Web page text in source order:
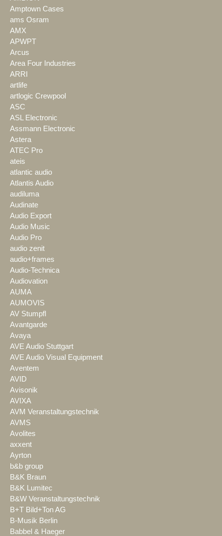
Amptown Cases
ams Osram
AMX
APWPT
Arcus
Area Four Industries
ARRI
artlife
artlogic Crewpool
ASC
ASL Electronic
Assmann Electronic
Astera
ATEC Pro
ateis
atlantic audio
Atlantis Audio
audiluma
Audinate
Audio Export
Audio Music
Audio Pro
audio zenit
audio+frames
Audio-Technica
Audiovation
AUMA
AUMOVIS
AV Stumpfl
Avantgarde
Avaya
AVE Audio Stuttgart
AVE Audio Visual Equipment
Aventem
AVID
Avisonik
AVIXA
AVM Veranstaltungstechnik
AVMS
Avolites
axxent
Ayrton
b&b group
B&K Braun
B&K Lumitec
B&W Veranstaltungstechnik
B+T Bild+Ton AG
B-Musik Berlin
Babbel & Haeger